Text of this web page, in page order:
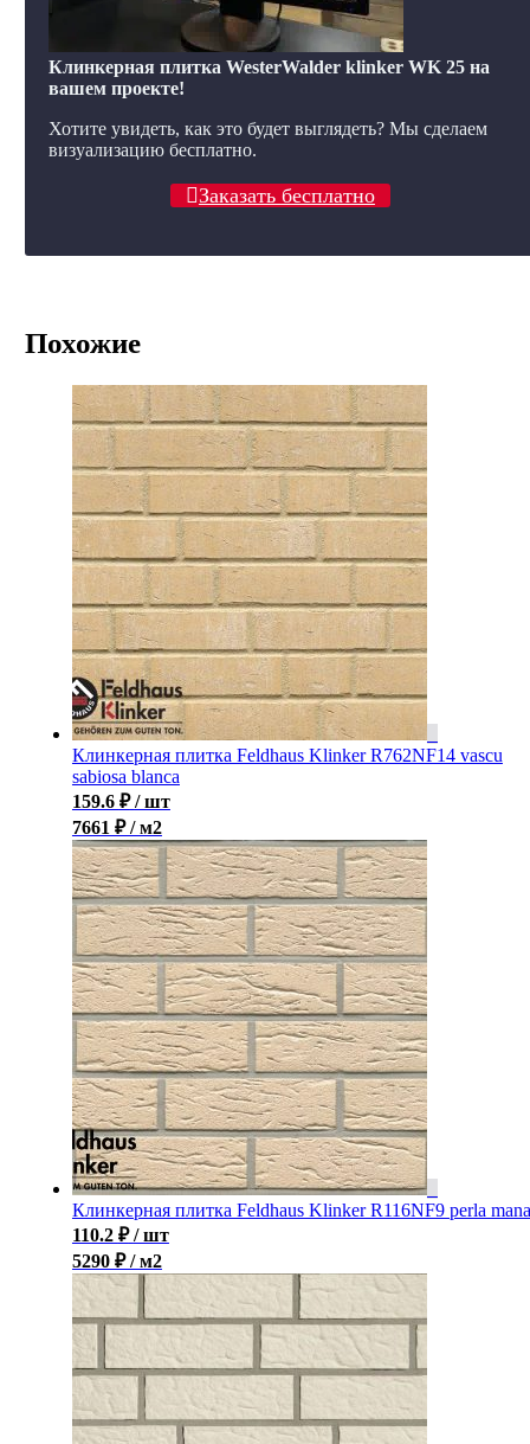
Клинкерная плитка WesterWalder klinker WK 25 на
вашем проекте!
Хотите увидеть, как это будет выглядеть? Мы сделаем
визуализацию бесплатно.
Заказать бесплатно
Похожие
Клинкерная плитка Feldhaus Klinker R762NF14 vascu
sabiosa blanca
159.6 ₽ / шт
7661 ₽ / м2
Клинкерная плитка Feldhaus Klinker R116NF9 perla mana
110.2 ₽ / шт
5290 ₽ / м2